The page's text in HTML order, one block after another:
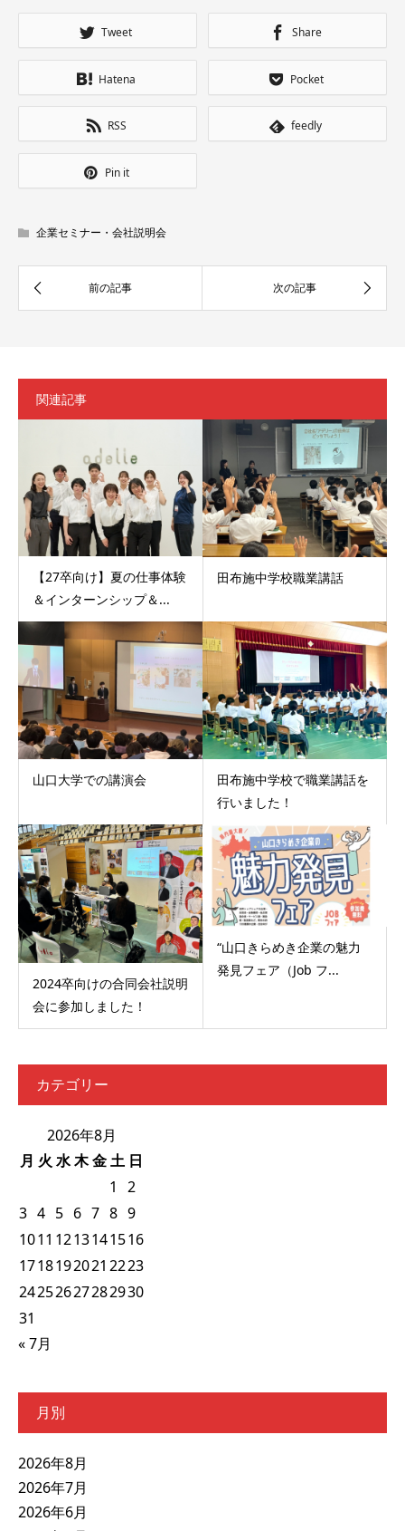
Tweet Share
Hatena Pocket
RSS feedly
Pin it
企業セミナー・会社説明会
関連記事
【27卒向け】夏の仕事体験
＆インターンシップ＆...
田布施中学校職業講話
山口大学での講演会
田布施中学校で職業講話を
行いました！
2024卒向けの合同会社説明
会に参加しました！
“山口きらめき企業の魅力
発見フェア（Job フ...
カテゴリー
2026年8月
月 火 水木金土 日
1
2
3 4 5 6 7 8 9
1011 1213141516
1718192021 2223
24252627282930
31
« 7月
月別
2026年8月
2026年7月
2026年6月